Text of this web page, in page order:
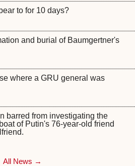
to for 10 days?
and burial of Baumgertner's
where a GRU general was
barred from investigating the
of Putin's 76-year-old friend
All News →